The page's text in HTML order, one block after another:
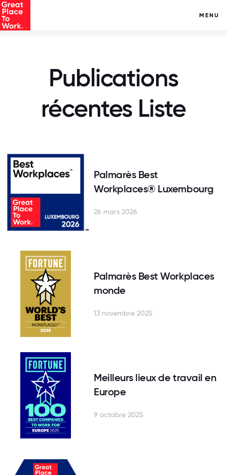
MENU
Publications
récentes Liste
Palmarès Best
Workplaces® Luxembourg
26 mars 2026
Palmarès Best Workplaces
monde
13 novembre 2025
Meilleurs lieux de travail en
Europe
9 octobre 2025